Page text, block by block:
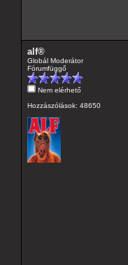
alf®
Globál Moderátor
Fórumfüggő
Nem elérhető
Hozzászólások: 48650